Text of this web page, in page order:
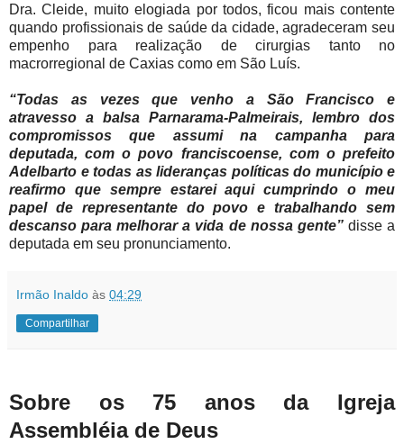
Dra. Cleide, muito elogiada por todos, ficou mais contente
quando profissionais de saúde da cidade, agradeceram seu
empenho para realização de cirurgias tanto no
macrorregional de Caxias como em São Luís.
“Todas as vezes que venho a São Francisco e
atravesso a balsa Parnarama-Palmeirais, lembro dos
compromissos que assumi na campanha para
deputada, com o povo franciscoense, com o prefeito
Adelbarto e todas as lideranças políticas do município e
reafirmo que sempre estarei aqui cumprindo o meu
papel de representante do povo e trabalhando sem
descanso para melhorar a vida de nossa gente”disse a
deputada em seu pronunciamento.
Irmão Inaldo às 04:29
Compartilhar
Sobre os 75 anos da Igreja
Assembléia de Deus